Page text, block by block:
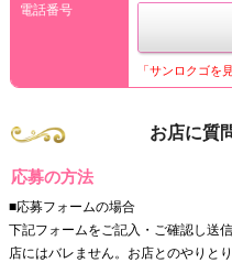
電話番号
「サンロクゴを
お店に質
応募の方法
■応募フォームの場合
下記フォームをご記入・ご確認し送
店にはバレません。お店とのやりと